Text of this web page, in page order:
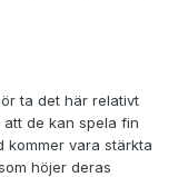
ta det här relativt
att de kan spela fin
kommer vara stärkta
höjer deras